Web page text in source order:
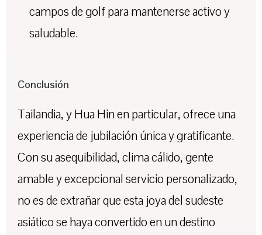
campos de golf para mantenerse activo y
saludable.
Conclusión
Tailandia, y Hua Hin en particular, ofrece una
experiencia de jubilación única y gratificante.
Con su asequibilidad, clima cálido, gente
amable y excepcional servicio personalizado,
no es de extrañar que esta joya del sudeste
asiático se haya convertido en un destino